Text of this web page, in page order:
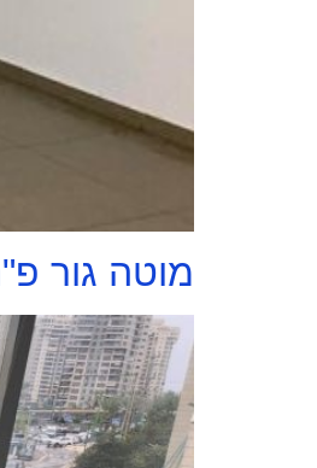
מוטה גור